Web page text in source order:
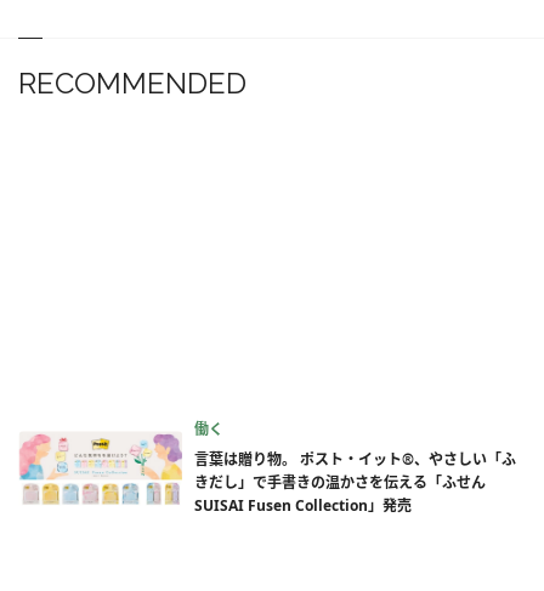
RECOMMENDED
働く
言葉は贈り物。 ポスト・イット®、やさしい「ふ
きだし」で手書きの温かさを伝える「ふせん
SUISAI Fusen Collection」発売